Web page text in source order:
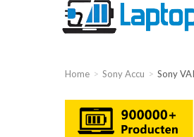
Home Sony Accu Sony